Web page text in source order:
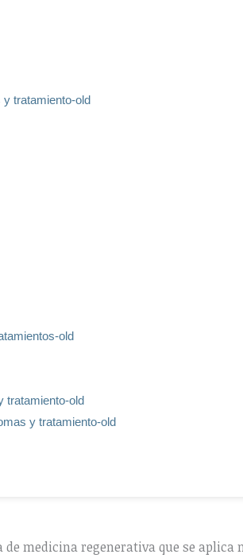
y tratamiento-old
old
tratamiento-old
y tratamiento-old
medicina regenerativa que se